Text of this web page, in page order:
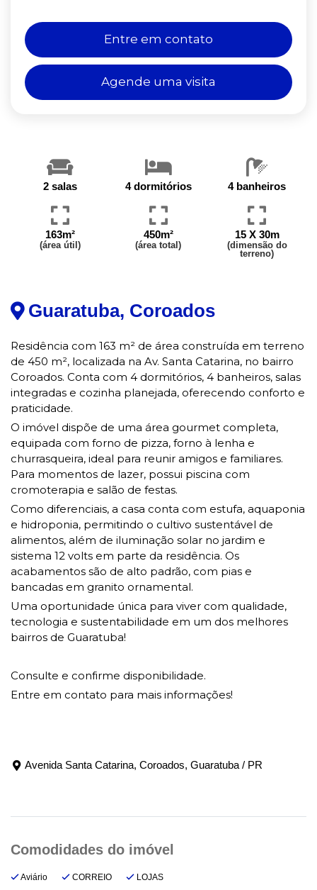
Entre em contato
Agende uma visita
2 salas 4 dormitórios 4 banheiros
163m²
(área útil)
450m²
(área total)
15 X 30m
(dimensão do
terreno)
Guaratuba, Coroados
Residência com 163 m² de área construída em terreno
de 450 m², localizada na Av. Santa Catarina, no bairro
Coroados. Conta com 4 dormitórios, 4 banheiros, salas
integradas e cozinha planejada, oferecendo conforto e
praticidade.
O imóvel dispõe de uma área gourmet completa,
equipada com forno de pizza, forno à lenha e
churrasqueira, ideal para reunir amigos e familiares.
Para momentos de lazer, possui piscina com
cromoterapia e salão de festas.
Como diferenciais, a casa conta com estufa, aquaponia
e hidroponia, permitindo o cultivo sustentável de
alimentos, além de iluminação solar no jardim e
sistema 12 volts em parte da residência. Os
acabamentos são de alto padrão, com pias e
bancadas em granito ornamental.
Uma oportunidade única para viver com qualidade,
tecnologia e sustentabilidade em um dos melhores
bairros de Guaratuba!
Consulte e confirme disponibilidade.
Entre em contato para mais informações!
Avenida Santa Catarina, Coroados, Guaratuba / PR
Aviário CORREIO LOJAS